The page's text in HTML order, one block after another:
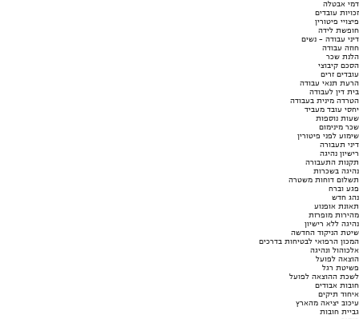
דמי אבטלה
זכויות עובדים
פיצויי פיטורין
חופשת לידה
דיני עבודה - נשים
חוזה עבודה
הלנת שכר
הסכם קיבוצי
עובדים זרים
הרעת תנאי עבודה
בית דין לעבודה
הטרדה מינית בעבודה
יחסי עובד מעביד
שעות נוספות
שכר מינימום
שימוע לפני פיטורין
דיני תעבורה
רישיון נהיגה
תקנות התעבורה
נהיגה בשכרות
תשלום דוחות משטרה
פגע וברח
נהג חדש
תאונת אופנוע
מהירות מופרזת
נהיגה ללא רישיון
שיטת הניקוד החדשה
המכון הרפואי לבטיחות בדרכים
אלכוהול ונהיגה
הוצאה לפועל
פשיטת רגל
לשכת ההוצאה לפועל
חובות אבודים
איחוד תיקים
עיכוב יציאה מהארץ
גביית חובות